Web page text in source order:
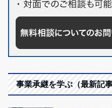
事業承継を学ぶ（最新記事